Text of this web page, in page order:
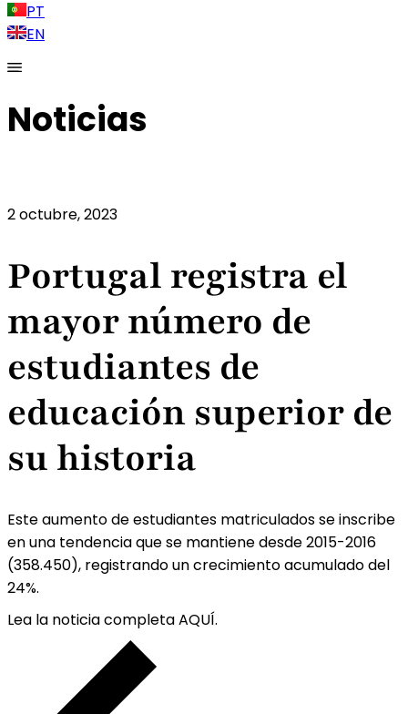
PT
EN
Noticias
2 octubre, 2023
Portugal registra el
mayor número de
estudiantes de
educación superior de
su historia
Este aumento de estudiantes matriculados se inscribe
en una tendencia que se mantiene desde 2015-2016
(358.450), registrando un crecimiento acumulado del
24%.
Lea la noticia completa AQUÍ.